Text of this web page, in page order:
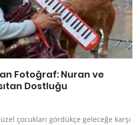
Fotoğraf: Nuran ve
Dostluğu
çocukları gördükçe geleceğe karşı